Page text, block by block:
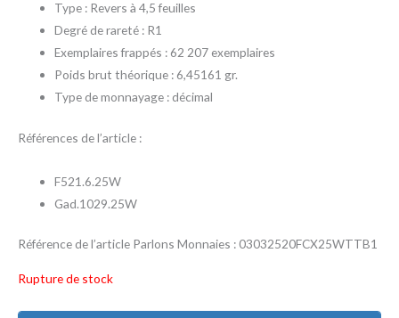
Type : Revers à 4,5 feuilles
Degré de rareté : R1
Exemplaires frappés : 62 207 exemplaires
Poids brut théorique : 6,45161 gr.
Type de monnayage : décimal
Références de l’article :
F521.6.25W
Gad.1029.25W
Référence de l’article Parlons Monnaies : 03032520FCX25WTTB1
Rupture de stock